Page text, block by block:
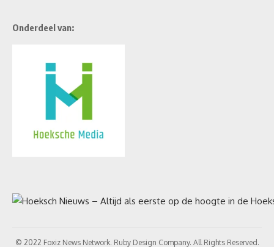
Onderdeel van:
© 2022 Foxiz News Network. Ruby Design Company. All Rights Reserved.